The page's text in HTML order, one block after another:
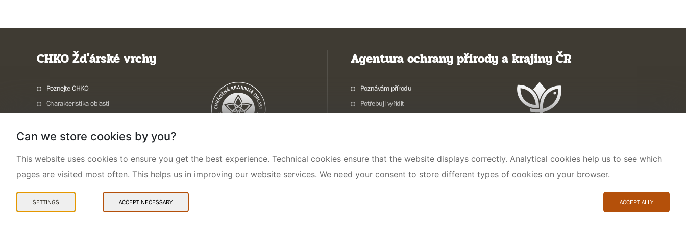
CHKO Žďárské vrchy
Poznejte CHKO
Charakteristika oblasti
Potřebuji vyřídit
Kontakty
Agentura ochrany přírody a krajiny ČR
Poznávám přírodu
Potřebuji vyřídit
O nás
Mapa webu Prohlášení o přístupnosti Cookies
Can we store cookies by you?
This website uses cookies to ensure you get the best experience. Technical cookies ensure that the website displays correctly. Analytical cookies help us to see which
pages are visited most often. This helps us in improving our website services. We need your consent to store different types of cookies on your browser.
SETTINGS ACCEPT NECESSARY ACCEPT ALLY